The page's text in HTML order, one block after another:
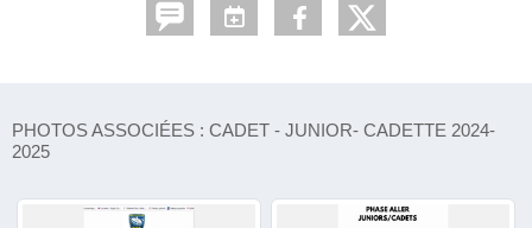
PHOTOS ASSOCIÉES : CADET - JUNIOR- CADETTE 2024-
2025